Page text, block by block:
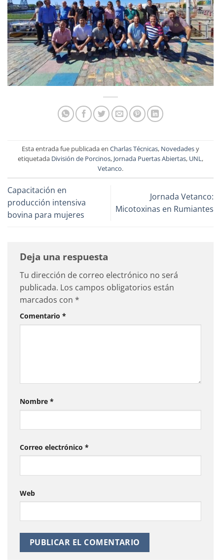
Esta entrada fue publicada en Charlas Técnicas, Novedadesy
etiquetada División de Porcinos, Jornada Puertas Abiertas, UNL,
Vetanco.
Capacitación en
producción intensiva
bovina para mujeres
Jornada Vetanco:
Micotoxinas en Rumiantes
Deja una respuesta
Tu dirección de correo electrónico no será
publicada. Los campos obligatorios están
marcados con *
Comentario *
Nombre *
Correo electrónico *
Web